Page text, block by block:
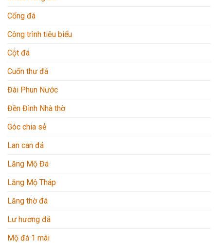
Cổng đá
Công trình tiêu biểu
Cột đá
Cuốn thư đá
Đài Phun Nước
Đền Đình Nhà thờ
Góc chia sẻ
Lan can đá
Lăng Mộ Đá
Lăng Mộ Tháp
Lăng thờ đá
Lư hương đá
Mộ đá 1 mái